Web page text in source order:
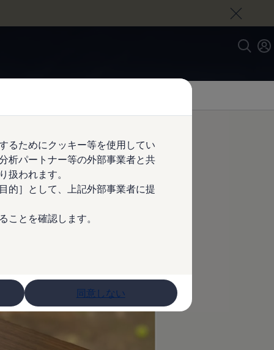
るためにクッキー等を使用してい
析パートナー等の外部事業者と共
扱われます。
的］として、上記外部事業者に提
とを確認します。
同意しない